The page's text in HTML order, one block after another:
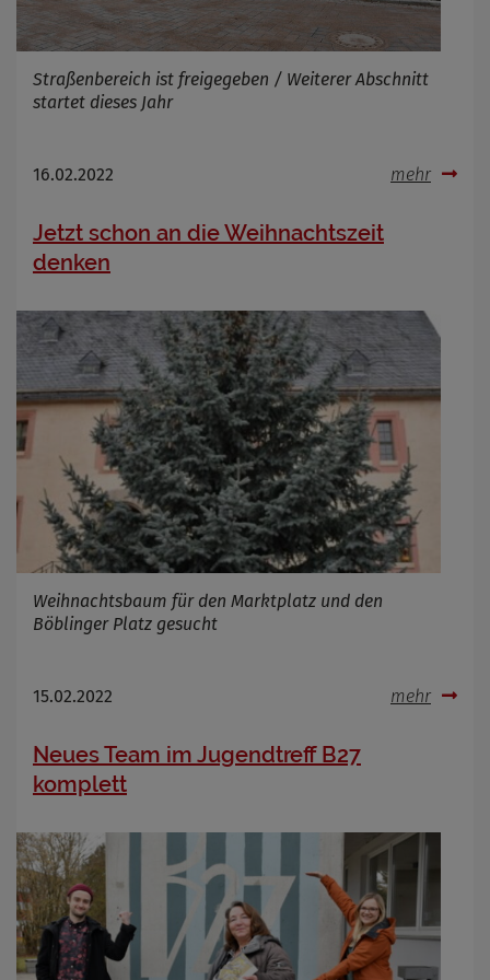
Straßenbereich ist freigegeben / Weiterer Abschnitt
startet dieses Jahr
16.02.2022 mehr
Jetzt schon an die Weihnachtszeit
denken
Weihnachtsbaum für den Marktplatz und den
Böblinger Platz gesucht
15.02.2022 mehr
Neues Team im Jugendtreff B27
komplett
OpenWeatherAPI gesetzt werden
Anbieter
Cookie Laufzeit
Infos schließen